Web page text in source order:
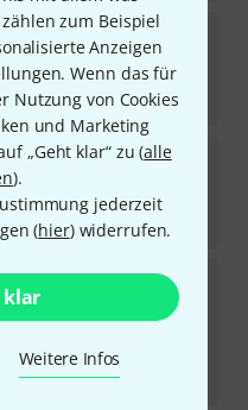
zum Beispiel
Anzeigen
Wenn das für
Nutzung von Cookies
und Marketing
„Geht klar“ zu (alle
).
jederzeit
(hier) widerrufen.
klar
Weitere Infos
Wood Black